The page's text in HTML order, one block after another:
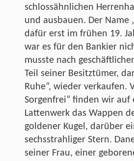
schlossähnlichen
und ausbauen. Der Name
dafür erst im frühen 19.
war es für den Bankier
musste nach
Teil seiner Besitztümer,
Ruhe“, wieder verkaufen.
Sorgenfrei“ finden wir auf
Lattenwerk das Wappen
goldener Kugel, darüber
sechsstrahliger Stern.
seiner Frau, einer